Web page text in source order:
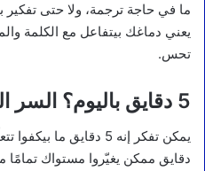
ما في حاجة ترجمة، ولا حتى
يعني دماغك بيتفاعل مع الكلمة
تحس.
5 دقايق باليوم؟ السر الحقيقي للتقدّم!
دقايق ممكن يغيّروا مستواك تمامًا